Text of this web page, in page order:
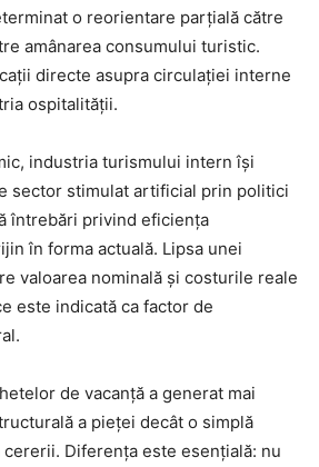
o reorientare parțială către
amânarea consumului turistic.
directe asupra circulației interne
ospitalității.
industria turismului intern își
sector stimulat artificial prin politici
întrebări privind eficiența
în forma actuală. Lipsa unei
valoarea nominală și costurile reale
este indicată ca factor de
de vacanță a generat mai
a pieței decât o simplă
Diferența este esențială: nu